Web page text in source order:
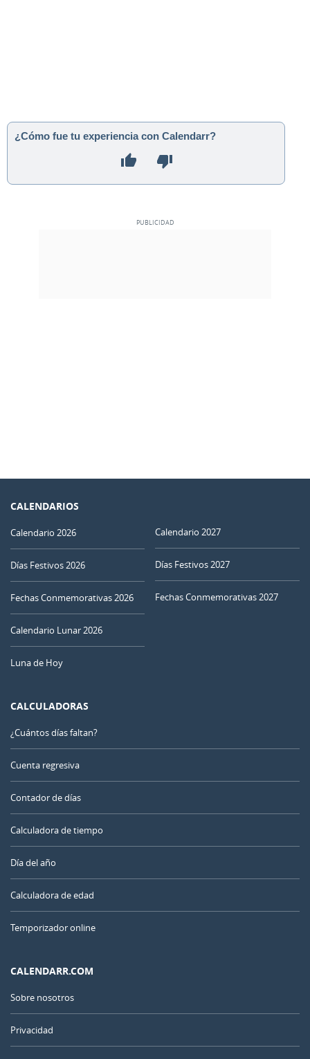
¿Cómo fue tu experiencia con Calendarr?
CALENDARIOS
Calendario 2026
Días Festivos 2026
Fechas Conmemorativas 2026
Calendario Lunar 2026
Luna de Hoy
Calendario 2027
Días Festivos 2027
Fechas Conmemorativas 2027
CALCULADORAS
¿Cuántos días faltan?
Cuenta regresiva
Contador de días
Calculadora de tiempo
Día del año
Calculadora de edad
Temporizador online
CALENDARR.COM
Sobre nosotros
Privacidad